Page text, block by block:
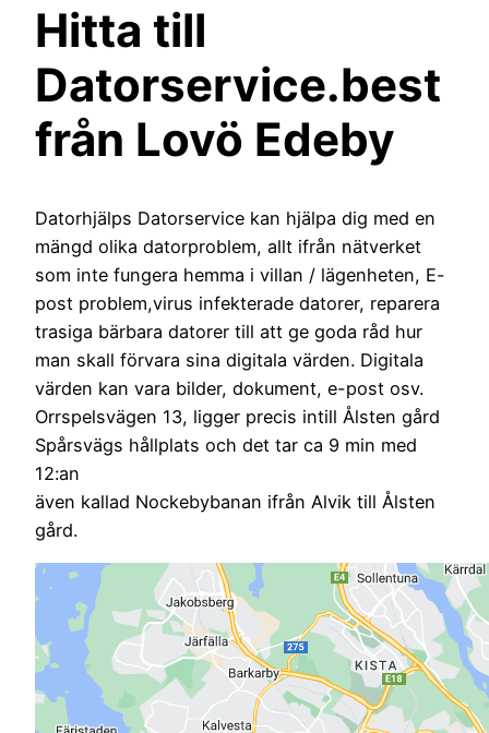
Hitta till
Datorservice.best
från Lovö Edeby
Datorhjälps Datorservice kan hjälpa dig med en
mängd olika datorproblem, allt ifrån nätverket
som inte fungera hemma i villan / lägenheten, E-
post problem,virus infekterade datorer, reparera
trasiga bärbara datorer till att ge goda råd hur
man skall förvara sina digitala värden. Digitala
värden kan vara bilder, dokument, e-post osv.
Orrspelsvägen 13, ligger precis intill Ålsten gård
Spårsvägs hållplats och det tar ca 9 min med
12:an
även kallad Nockebybanan ifrån Alvik till Ålsten
gård.